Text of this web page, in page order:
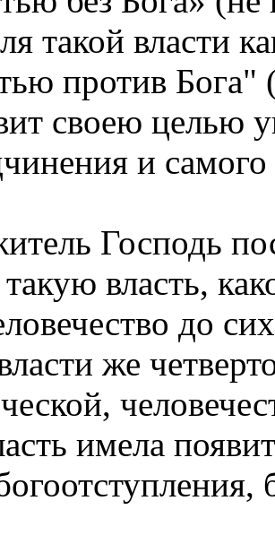
такой власти
против Бога"
своею целью
и
Господь
власть,
до
же
имела